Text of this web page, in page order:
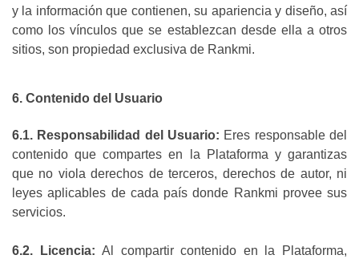
y la información que contienen, su apariencia y diseño, así
como los vínculos que se establezcan desde ella a otros
sitios, son propiedad exclusiva de Rankmi.
6. Contenido del Usuario
6.1. Responsabilidad del Usuario: Eres responsable del
contenido que compartes en la Plataforma y garantizas
que no viola derechos de terceros, derechos de autor, ni
leyes aplicables de cada país donde Rankmi provee sus
servicios.
6.2. Licencia:Al compartir contenido en la Plataforma,